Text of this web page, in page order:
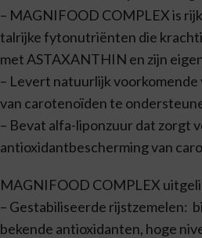
– MAGNIFOOD COMPLEX is
talrijke fytonutriënten die
met ASTAXANTHIN en zijn
– Levert natuurlijk voorkomende
van carotenoïden te
– Bevat alfa-liponzuur dat zorgt
antioxidantbescherming van
MAGNIFOOD COMPLEX
– Gestabiliseerde rijstzemelen:
bekende antioxidanten, hoge